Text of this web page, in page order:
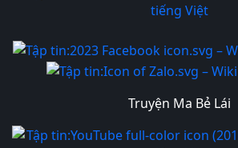
Truyện Ma Bẻ Lái